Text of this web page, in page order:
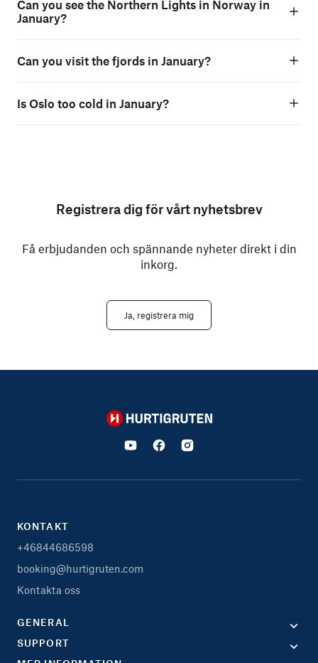
Can you see the Northern Lights in Norway in
January?
Can you visit the fjords in January?
Is Oslo too cold in January?
Registrera dig för vårt nyhetsbrev
Få erbjudanden och spännande nyheter direkt i din
inkorg.
Ja, registrera mig
Hurtigruten
KONTAKT
+46844686598
booking@hurtigruten.com
Kontakta oss
GENERAL
SUPPORT